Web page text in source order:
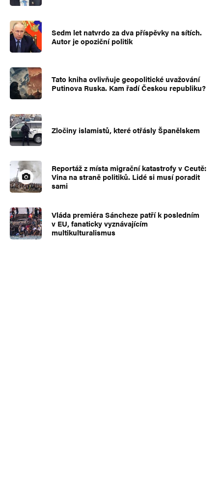
Sedm let natvrdo za dva příspěvky na sítích.
Autor je opoziční politik
Tato kniha ovlivňuje geopolitické uvažování
Putinova Ruska. Kam řadí Českou republiku?
Zločiny islamistů, které otřásly Španělskem
Reportáž z místa migrační katastrofy v Ceutě:
Vina na straně politiků. Lidé si musí poradit
sami
Vláda premiéra Sáncheze patří k posledním
v EU, fanaticky vyznávajícím
multikulturalismus